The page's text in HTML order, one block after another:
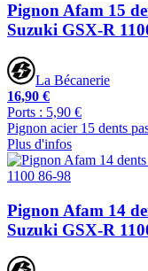
Pignon Afam 15
Suzuki GSX-R
La Bécanerie
16,90 €
Ports : 5,90 €
Pignon acier 15 dents
Plus d'infos
Pignon Afam 14
Suzuki GSX-R